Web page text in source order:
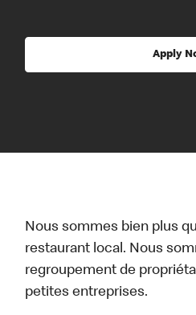
Apply
Nous sommes bien plus
restaurant local. Nous
regroupement de
petites entreprises.